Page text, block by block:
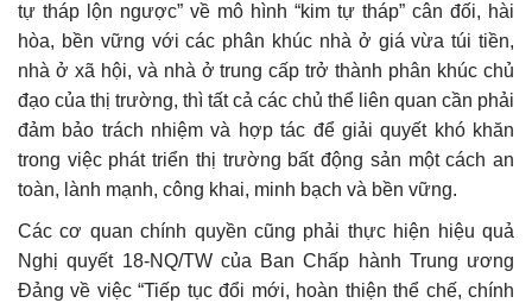
tự tháp lộn ngược” về mô hình “kim tự tháp” cân đối, hài
hòa, bền vững với các phân khúc nhà ở giá vừa túi tiền,
nhà ở xã hội, và nhà ở trung cấp trở thành phân khúc chủ
đạo của thị trường, thì tất cả các chủ thể liên quan cần phải
đảm bảo trách nhiệm và hợp tác để giải quyết khó khăn
trong việc phát triển thị trường bất động sản một cách an
toàn, lành mạnh, công khai, minh bạch và bền vững.
Các cơ quan chính quyền cũng phải thực hiện hiệu quả
Nghị quyết 18-NQ/TW của Ban Chấp hành Trung ương
Đảng về việc “Tiếp tục đổi mới, hoàn thiện thể chế, chính